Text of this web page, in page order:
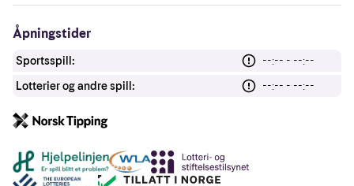
Åpningstider
Sportsspill:
--:-- - --:--
Lotterier og andre spill:
--:-- - --:--
Andre lenker